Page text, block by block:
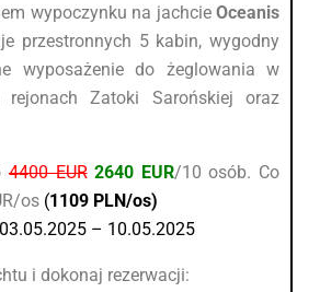
wypoczynku na jachcie Oceanis
przestronnych 5 kabin, wygodny
wyposażenie do żeglowania w
rejonach Zatoki Sarońskiej oraz
4400 EUR 2640 EUR/10 osób. Co
os (1109 PLN/os)
03.05.2025 – 10.05.2025
i dokonaj rezerwacji: